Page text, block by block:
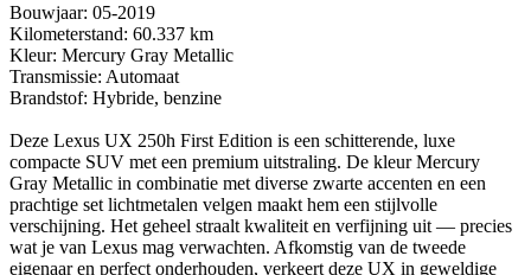
Bouwjaar: 05-2019
Kilometerstand: 60.337 km
Kleur: Mercury Gray Metallic
Transmissie: Automaat
Brandstof: Hybride, benzine
Deze Lexus UX 250h First Edition is een schitterende, luxe
compacte SUV met een premium uitstraling. De kleur Mercury
Gray Metallic in combinatie met diverse zwarte accenten en een
prachtige set lichtmetalen velgen maakt hem een stijlvolle
verschijning. Het geheel straalt kwaliteit en verfijning uit — precies
wat je van Lexus mag verwachten. Afkomstig van de tweede
eigenaar en perfect onderhouden, verkeert deze UX in geweldige